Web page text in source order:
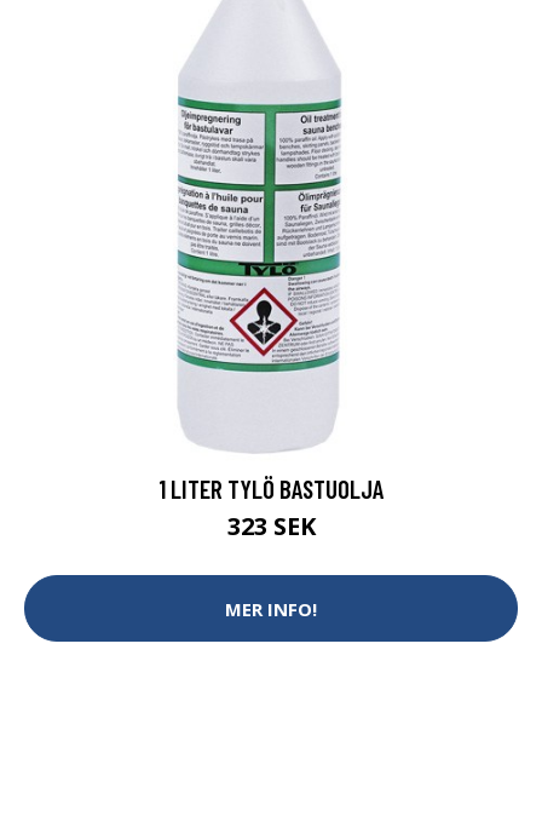
1 LITER TYLÖ BASTUOLJA
323 SEK
MER INFO!